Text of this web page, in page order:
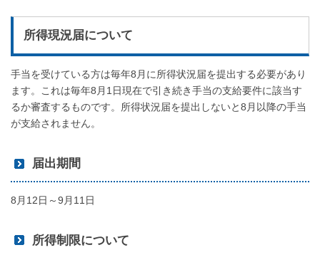
所得現況届について
手当を受けている方は毎年8月に所得状況届を提出する必要があり
ます。これは毎年8月1日現在で引き続き手当の支給要件に該当す
るか審査するものです。所得状況届を提出しないと8月以降の手当
が支給されません。
届出期間
8月12日～9月11日
所得制限について